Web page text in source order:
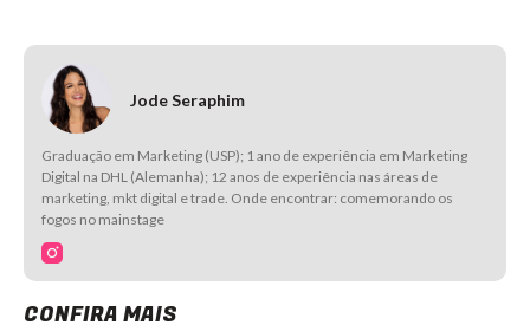
Jode Seraphim
Graduação em Marketing (USP); 1 ano de experiência em Marketing
Digital na DHL (Alemanha); 12 anos de experiência nas áreas de
marketing, mkt digital e trade. Onde encontrar: comemorando os
fogos no mainstage
CONFIRA MAIS